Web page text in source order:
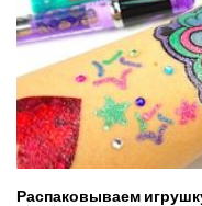
Распаковываем